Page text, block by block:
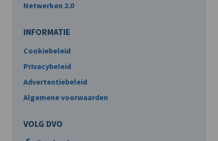
Netwerken 2.0
INFORMATIE
Cookiebeleid
Privacybeleid
Advertentiebeleid
Algemene voorwaarden
VOLG DVO